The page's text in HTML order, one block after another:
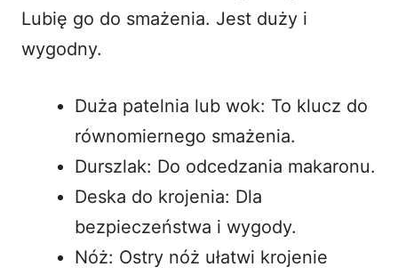
Lubię go do smażenia. Jest duży i
wygodny.
Duża patelnia lub wok: To klucz do
równomiernego smażenia.
Durszlak: Do odcedzania makaronu.
Deska do krojenia: Dla
bezpieczeństwa i wygody.
Nóż: Ostry nóż ułatwi krojenie